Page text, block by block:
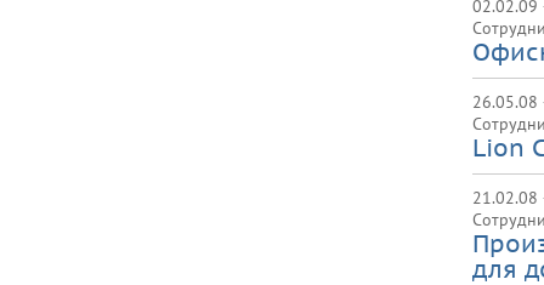
02.02.09
Lion
для